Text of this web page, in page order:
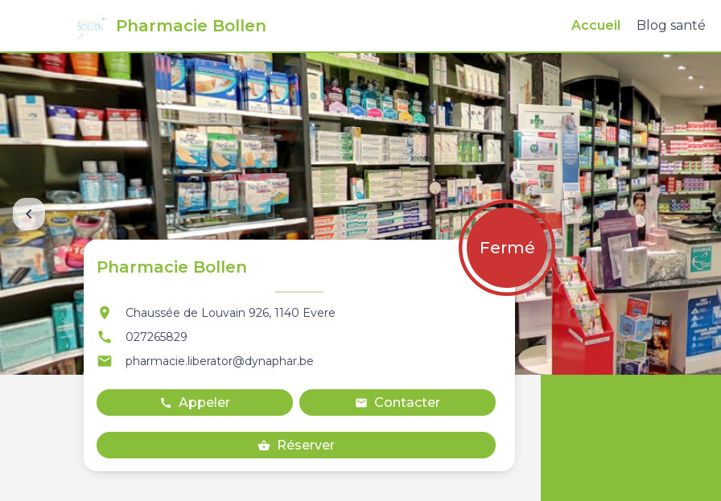
Pharmacie Bollen Accueil Blog santé
chevron_left
Pharmacie Bollen
Fermé
location_on Chaussée de Louvain 926, 1140 Evere
call 027265829
email pharmacie.liberator@dynaphar.be
call Appeler mail Contacter
shopping_basket Réserver